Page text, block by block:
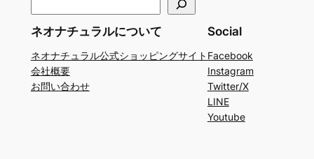
ネオナチュラルについて
ネオナチュラル公式ショッピングサイト
会社概要
お問い合わせ
Social
Facebook
Instagram
Twitter/X
LINE
Youtube